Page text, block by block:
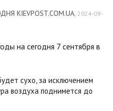
KIEVPOST.COM.UA, 2024-09-
сухо, за исключением
воздуха поднимется до